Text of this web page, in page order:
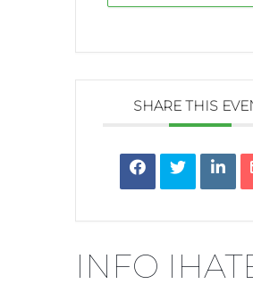
SHARE THIS
INFO